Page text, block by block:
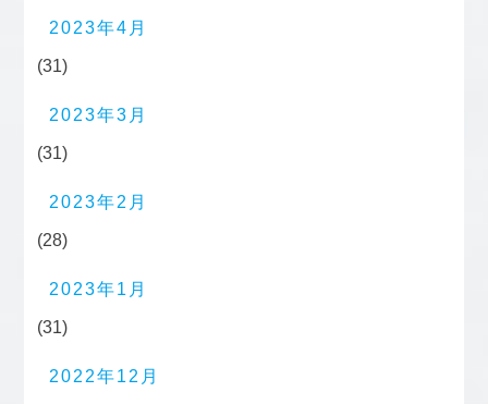
2023年4月
(31)
2023年3月
(31)
2023年2月
(28)
2023年1月
(31)
2022年12月